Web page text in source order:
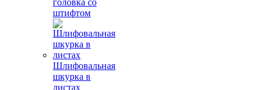
головка со
штифтом
Шлифовальная
шкурка в
листах